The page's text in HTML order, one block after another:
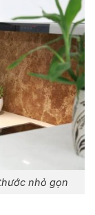
nhỏ gọn